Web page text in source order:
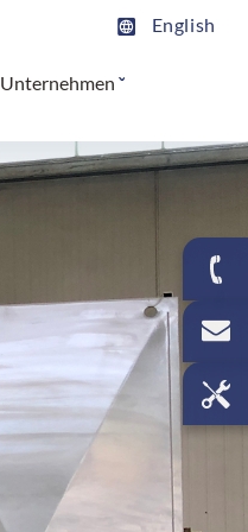
English
Unternehmen